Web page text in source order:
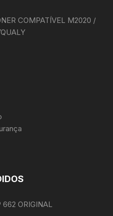
COMPATÍVEL M2020 /
ORIGINAL